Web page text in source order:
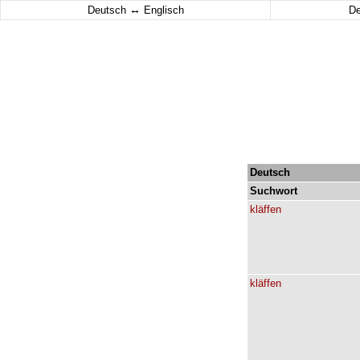
Deutsch ↔ Englisch
Deutsch
Suchwort
kläffen
kläffen